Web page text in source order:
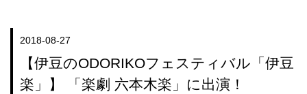
2018-08-27
【伊豆のODORIKOフェスティバル「伊豆
楽」】 「楽劇 六本木楽」に出演！